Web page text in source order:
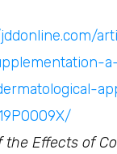
the Effects of